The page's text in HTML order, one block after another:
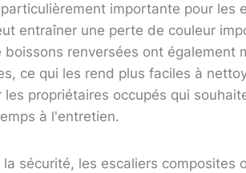
importante pour les
entraîner une perte de couleur
renversées ont également
ce qui les rend plus faciles à
propriétaires occupés qui
à l'entretien.
sécurité, les escaliers